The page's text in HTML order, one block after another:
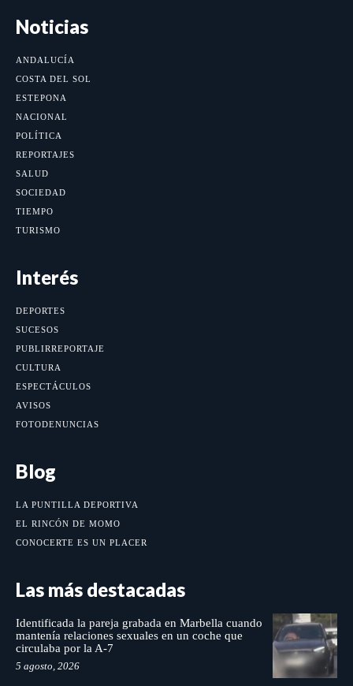
Noticias
ANDALUCÍA
COSTA DEL SOL
ESTEPONA
NACIONAL
POLÍTICA
REPORTAJES
SALUD
SOCIEDAD
TIEMPO
TURISMO
Interés
DEPORTES
SUCESOS
PUBLIRREPORTAJE
CULTURA
ESPECTÁCULOS
AVISOS
FOTODENUNCIAS
Blog
LA PUNTILLA DEPORTIVA
EL RINCÓN DE MOMO
CONOCERTE ES UN PLACER
Las más destacadas
Identificada la pareja grabada en Marbella cuando
mantenía relaciones sexuales en un coche que
circulaba por la A-7
5 agosto, 2026